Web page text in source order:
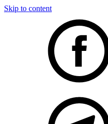
Skip to content